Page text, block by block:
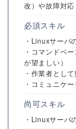
改）や故障対応
必須スキル
・Linuxサーバ
・コマンドベ
が望ましい）
・作業者とし
・コミュニケ
尚可スキル
・Linuxサーバ